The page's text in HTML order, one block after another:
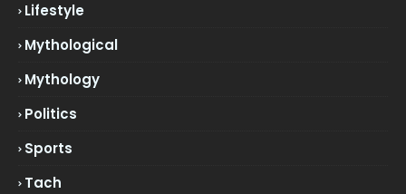
Lifestyle
Mythological
Mythology
Politics
Sports
Tach